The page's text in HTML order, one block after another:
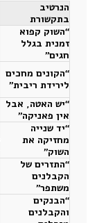
הנרטיב
בתקשורת
“השוק קפוא
זמנית בגלל
חגים”
“הקונים מחכים
לירידת ריבית”
“יש האטה, אבל
אין פאניקה”
“יד שנייה
מחזיקה את
השוק”
“התזרים של
הקבלנים
משתפר”
“הבנקים
והקבלנים